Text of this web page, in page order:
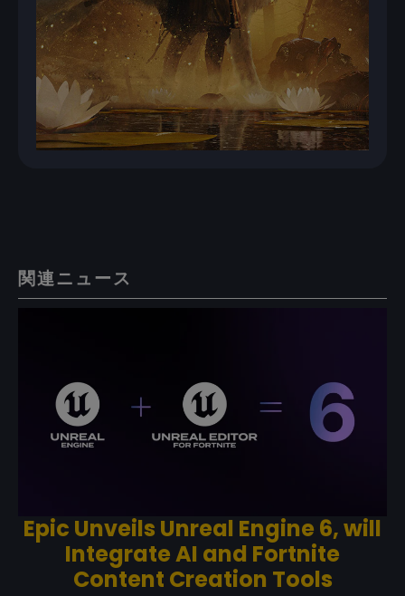
関連ニュース
Epic Unveils Unreal Engine 6, will
Integrate AI and Fortnite
Content Creation Tools